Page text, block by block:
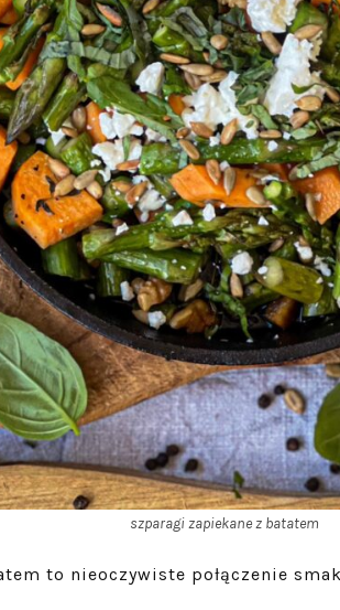
szparagi zapiekane z batatem
to nieoczywiste połączenie